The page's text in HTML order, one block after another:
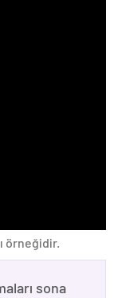
örneğidir.
sona